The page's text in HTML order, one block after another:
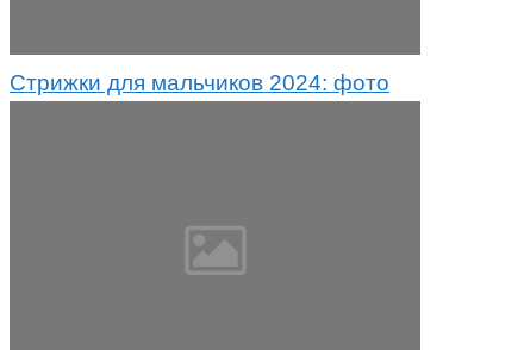
Стрижки для мальчиков 2024: фото